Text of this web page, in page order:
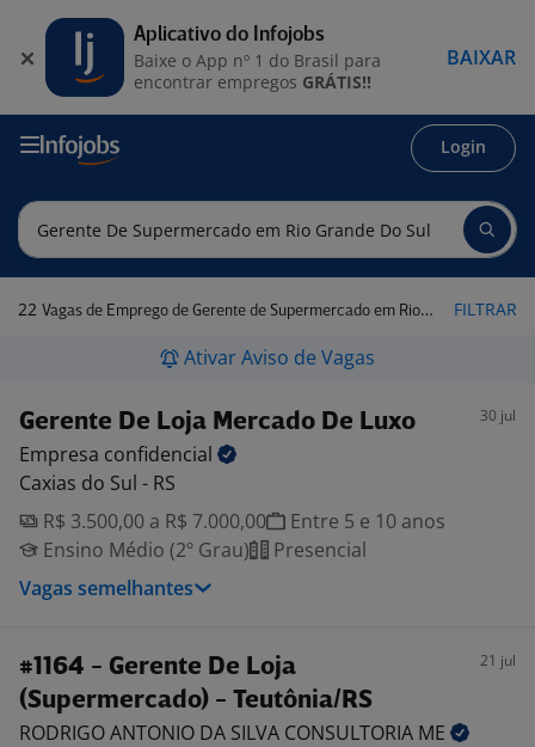
Login
22 Vagas de Emprego de Gerente de Supermercado em Rio Grande do Sul FILTRAR
Ativar Aviso de Vagas
Gerente De Loja Mercado De Luxo 30 jul
Empresa confidencial
Caxias do Sul - RS
R$ 3.500,00 a R$ 7.000,00
Entre 5 e 10 anos
Ensino Médio (2º Grau)
Presencial
Vagas semelhantes
#1164 - Gerente De Loja
(Supermercado) - Teutônia/RS
21 jul
RODRIGO ANTONIO DA SILVA CONSULTORIA ME
Aplicativo do Infojobs
Baixe o App nº 1 do Brasil para
encontrar empregos GRÁTIS!!
BAIXAR